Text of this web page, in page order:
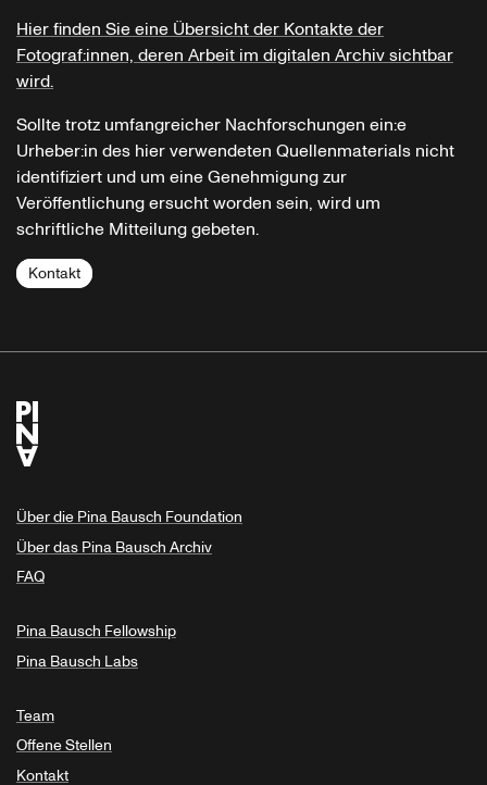
Hier finden Sie eine Übersicht der Kontakte der
Fotograf:innen, deren Arbeit im digitalen Archiv sichtbar
wird.
Sollte trotz umfangreicher Nachforschungen ein:e
Urheber:in des hier verwendeten Quellenmaterials nicht
identifiziert und um eine Genehmigung zur
Veröffentlichung ersucht worden sein, wird um
schriftliche Mitteilung gebeten.
Kontakt
Über die Pina Bausch Foundation
Über das Pina Bausch Archiv
FAQ
Pina Bausch Fellowship
Pina Bausch Labs
Team
Offene Stellen
Kontakt